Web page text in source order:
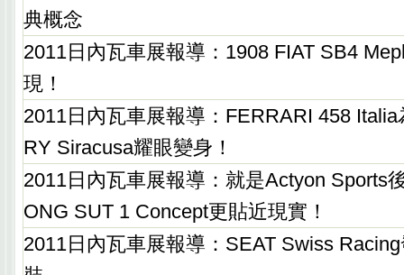
典概念
2011日內瓦車展報導：1908 FIAT SB4
現！
2011日內瓦車展報導：FERRARI 458
RY Siracusa耀眼變身！
2011日內瓦車展報導：就是Actyon Sports
ONG SUT 1 Concept更貼近現實！
2011日內瓦車展報導：SEAT Swiss